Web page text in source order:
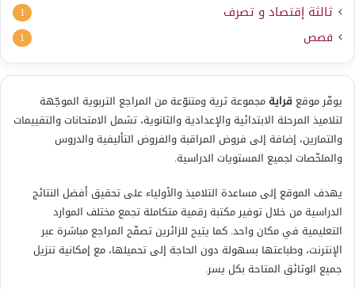
ثالثة إقتصاد و تصرف 1
قصص 1
يوفّر موقع قرايةمجموعة ثرية ومتنوّعة من المراجع التربوية الموجّهة
لتلاميذ المرحلة الابتدائية والإعدادية والثانوية، تشمل الامتحانات والتقييمات
والتمارين، إضافة إلى فروض المراقبة والفروض التأليفية والدروس
والملخّصات لجميع المستويات الدراسية.
يهدف الموقع إلى مساعدة التلاميذ والأولياء على تحقيق أفضل النتائج
الدراسية من خلال توفير مكتبة رقمية متكاملة تجمع مختلف الموارد
التعليمية في مكان واحد. كما يتيح للزائرين تصفّح المراجع مباشرة عبر
الإنترنت، وطباعتها بسهولة دون الحاجة إلى تحميلها، مع إمكانية تنزيل
جميع الوثائق المتاحة بكل يسر.